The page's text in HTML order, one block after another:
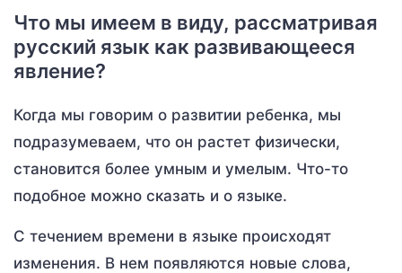
Что мы имеем в виду, рассматривая
русский язык как развивающееся
явление?
Когда мы говорим о развитии ребенка, мы
подразумеваем, что он растет физически,
становится более умным и умелым. Что-то
подобное можно сказать и о языке.
С течением времени в языке происходят
изменения. В нем появляются новые слова,